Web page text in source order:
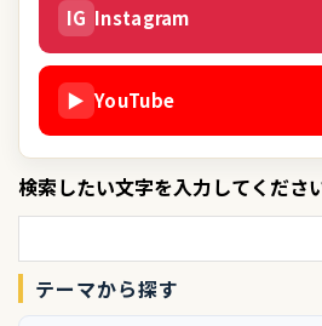
IG Instagram
▶ YouTube
検索したい文字を入力してくださ
テーマから探す